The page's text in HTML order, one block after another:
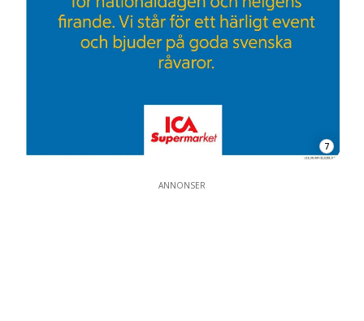
7
ANNONSER